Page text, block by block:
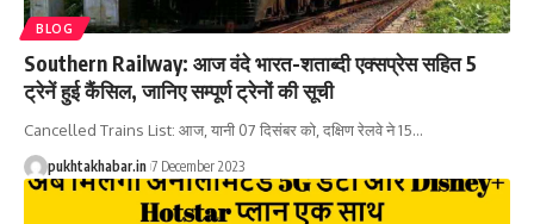
BLOG
Southern Railway: आज वंदे भारत-शताब्दी एक्सप्रेस सहित 5
ट्रेनें हुई कैंसिल, जानिए सम्पूर्ण ट्रेनों की सूची
Cancelled Trains List: आज, यानी 07 दिसंबर को, दक्षिण रेलवे ने 15…
pukhtakhabar.in 7 December 2023